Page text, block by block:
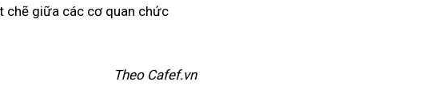
chẽ giữa các cơ quan chức
Theo Cafef.vn